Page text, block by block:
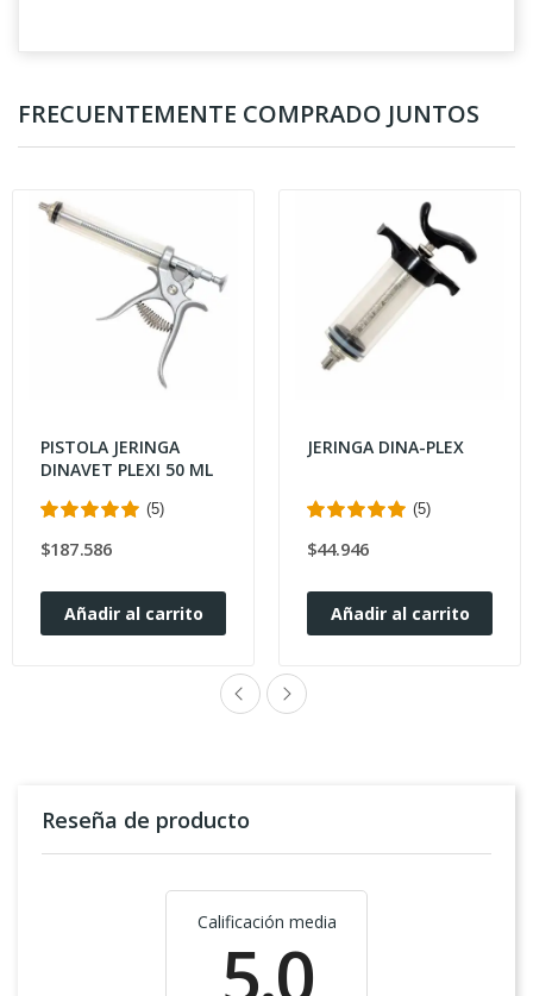
FRECUENTEMENTE COMPRADO JUNTOS
PISTOLA JERINGA
DINAVET PLEXI 50 ML
(5)
$187.586
Añadir al carrito
JERINGA DINA-PLEX
(5)
$44.946
Añadir al carrito
Reseña de producto
Calificación media
5.0